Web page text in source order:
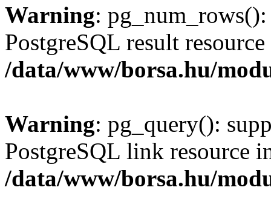
Warning:
PostgreSQL result
/data/www/borsa.hu/
Warning: pg_query():
PostgreSQL link resource
/data/www/borsa.hu/